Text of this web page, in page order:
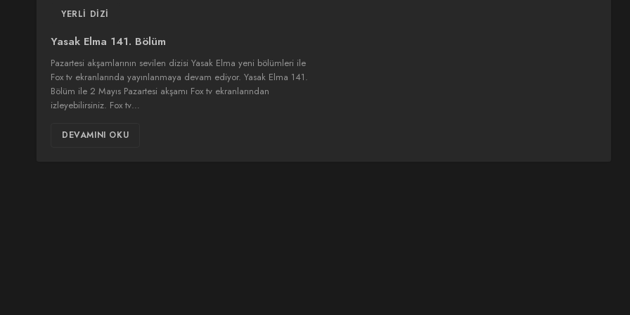
YERLI DIZI
Yasak Elma 141. Bölüm
Pazartesi akşamlarının sevilen dizisi Yasak Elma yeni bölümleri ile
Fox tv ekranlarında yayınlanmaya devam ediyor. Yasak Elma 141.
Bölüm ile 2 Mayıs Pazartesi akşamı Fox tv ekranlarından
izleyebilirsiniz. Fox tv…
DEVAMINI OKU